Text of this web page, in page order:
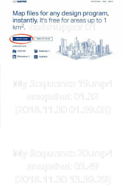
cadmapper 01
My Sequence 19.mp4
snapshot 01.32
[2018.11.30 01.59.05]
My Sequence 20.mp4
snapshot 03.49
[2018.11.30 13.39.29]